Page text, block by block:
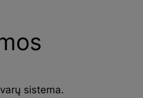
sistema.